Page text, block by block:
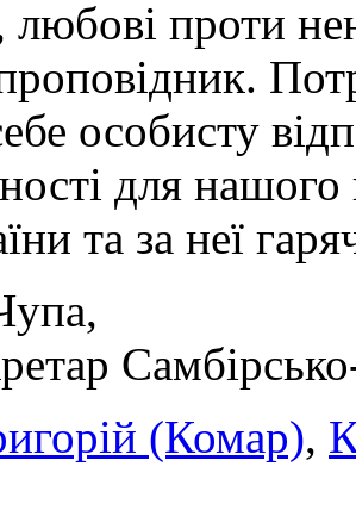
проти
особисту
для
та за неї
(Комар),